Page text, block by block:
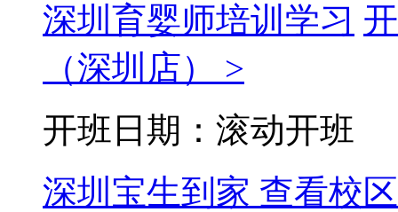
深圳育婴师培训学习
（深圳店） >
开班日期：滚动开班
深圳宝生到家 查看校区